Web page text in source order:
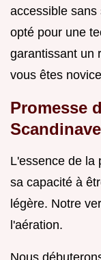
accessible
opté pour une
garantissant un
vous êtes
Promesse
L'essence de la
sa capacité à
légère. Notre
l'aération.